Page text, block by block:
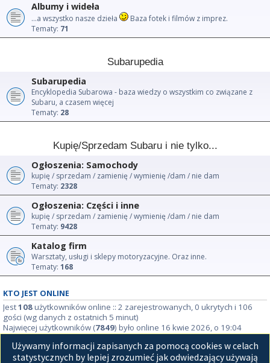
Albumy i wideła
...a wszystko nasze dzieła
Baza fotek i filmów z imprez.
Tematy: 71
Subarupedia
Subarupedia
Encyklopedia Subarowa - baza wiedzy o wszystkim co związane z
Subaru, a czasem więcej
Tematy: 28
Kupię/Sprzedam Subaru i nie tylko...
Ogłoszenia: Samochody
kupię / sprzedam / zamienię / wymienię /dam / nie dam
Tematy: 2328
Ogłoszenia: Części i inne
kupię / sprzedam / zamienię / wymienię /dam / nie dam
Tematy: 9428
Katalog firm
Warsztaty, usługi i sklepy motoryzacyjne. Oraz inne.
Tematy: 168
KTO JEST ONLINE
Jest108użytkowników online :: 2 zarejestrowanych, 0 ukrytych i 106
gości (wg danych z ostatnich 5 minut)
Najwięcej użytkowników (7849) było online 16 kwie 2026, o 19:04
STATYSTYKI
Używamy informacji zapisanych za pomocą cookies w celach
statystycznych by lepiej zrozumieć jak odwiedzający używają